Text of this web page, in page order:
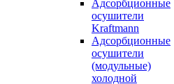
Адсорбционные
осушители
Kraftmann
Адсорбционные
осушители
(модульные)
холодной